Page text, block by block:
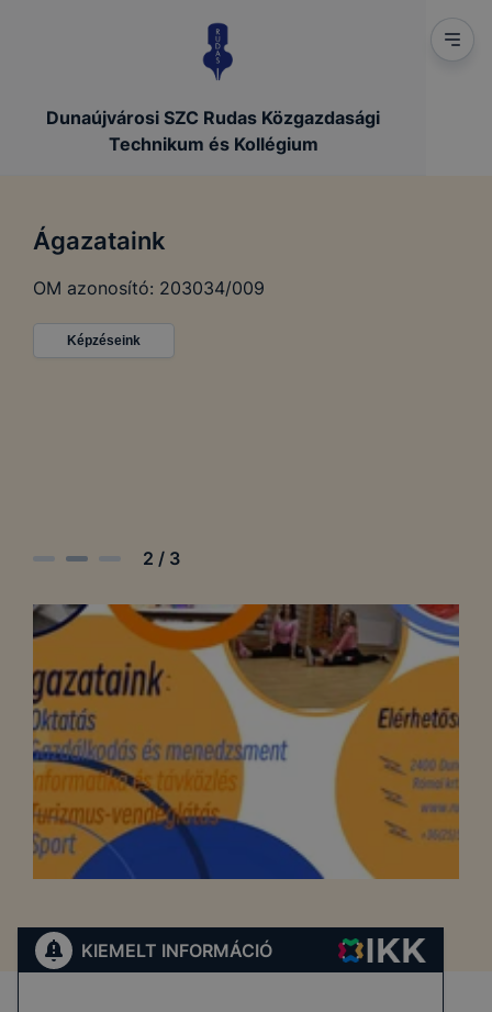
Dunaújvárosi SZC Rudas Közgazdasági
Technikum és Kollégium
Ágazataink
OM azonosító: 203034/009
Képzéseink
2 / 3
KIEMELT INFORMÁCIÓ